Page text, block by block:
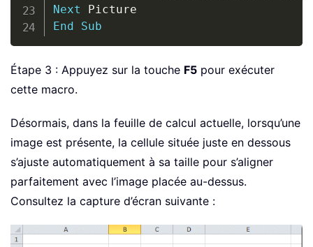
Next
End
Sub
Étape 3 : Appuyez sur la touche F5 pour exécuter
cette macro.
Désormais, dans la feuille de calcul actuelle, lorsqu’une
image est présente, la cellule située juste en dessous
s’ajuste automatiquement à sa taille pour s’aligner
parfaitement avec l’image placée au-dessus.
Consultez la capture d’écran suivante :